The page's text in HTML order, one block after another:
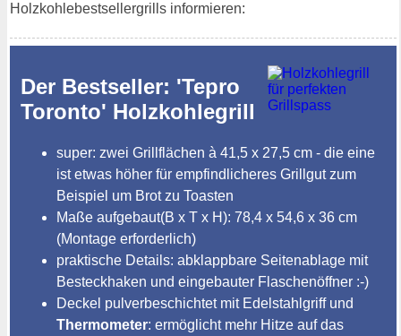
Holzkohlebestsellergrills informieren:
Der Bestseller: 'Tepro
Toronto' Holzkohlegrill
super: zwei Grillflächen à 41,5 x 27,5 cm - die eine
ist etwas höher für empfindlicheres Grillgut zum
Beispiel um Brot zu Toasten
Maße aufgebaut(B x T x H): 78,4 x 54,6 x 36 cm
(Montage erforderlich)
praktische Details: abklappbare Seitenablage mit
Besteckhaken und eingebauter Flaschenöffner :-)
Deckel pulverbeschichtet mit Edelstahlgriff und
Thermometer: ermöglicht mehr Hitze auf das